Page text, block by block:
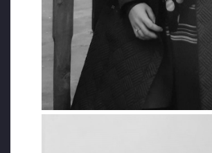
Ordu Ceza İnfaz Kurumu doktoru
Sorumlular Hakkında İşlem:
bulundu fakat hiçbir işlem
*Nesrin Gençosman’ın
Müzesi, Bold Medya ve